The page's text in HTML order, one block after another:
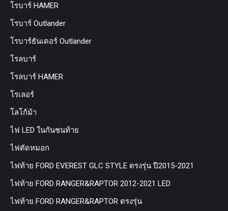
โรบาร์ HAMER
โรบาร์ Outlander
โรบาร์ธันเดอร์ Outlander
โรลบาร์
โรลบาร์ HAMER
โรเลอร์
โลโก้ม้า
ไฟ LED ในกันชนท้าย
ไฟตัดหมอก
ไฟท้าย FORD EVEREST GLC STYLE ตรงรุ่น ปี2015-2021
ไฟท้าย FORD RANGER&RAPTOR 2012-2021 LED
ไฟท้าย FORD RANGER&RAPTOR ตรงรุ่น